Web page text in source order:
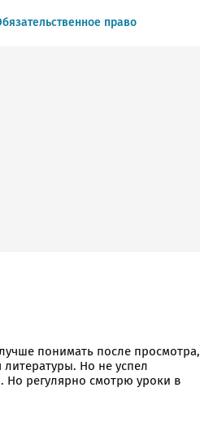
право
понимать после просмотра,
Но не успел
Но регулярно смотрю уроки в